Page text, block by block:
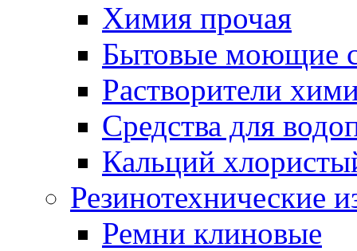
Химия прочая
Бытовые моющие
Растворители
Средства для
Кальций
Резинотехнические
Ремни клиновые